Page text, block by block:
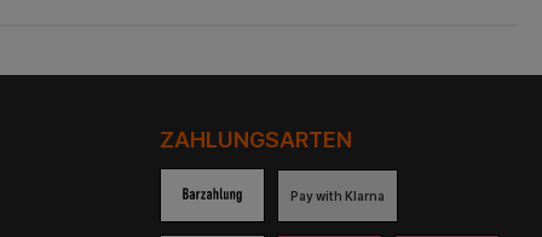
ZAHLUNGSARTEN
Pay with Klarna